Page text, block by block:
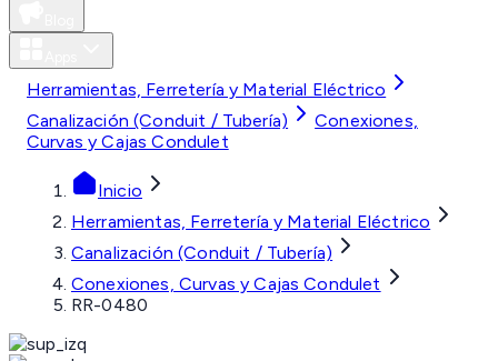
Herramientas, Ferretería y Material Eléctrico
Canalización (Conduit / Tubería)
Conexiones,
Curvas y Cajas Condulet
Inicio
Herramientas, Ferretería y Material Eléctrico
Canalización (Conduit / Tubería)
Conexiones, Curvas y Cajas Condulet
RR-0480